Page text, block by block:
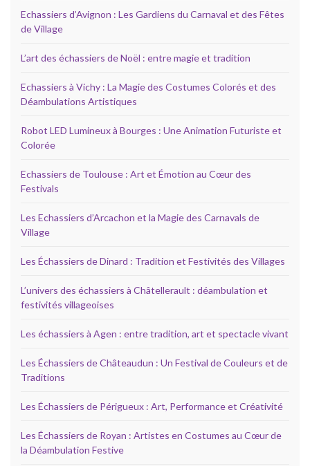
Echassiers d’Avignon : Les Gardiens du Carnaval et des Fêtes
de Village
L’art des échassiers de Noël : entre magie et tradition
Echassiers à Vichy : La Magie des Costumes Colorés et des
Déambulations Artistiques
Robot LED Lumineux à Bourges : Une Animation Futuriste et
Colorée
Echassiers de Toulouse : Art et Émotion au Cœur des
Festivals
Les Echassiers d’Arcachon et la Magie des Carnavals de
Village
Les Échassiers de Dinard : Tradition et Festivités des Villages
L’univers des échassiers à Châtellerault : déambulation et
festivités villageoises
Les échassiers à Agen : entre tradition, art et spectacle vivant
Les Échassiers de Châteaudun : Un Festival de Couleurs et de
Traditions
Les Échassiers de Périgueux : Art, Performance et Créativité
Les Échassiers de Royan : Artistes en Costumes au Cœur de
la Déambulation Festive